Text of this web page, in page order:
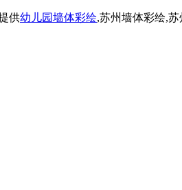
供幼儿园墙体彩绘,苏州墙体彩绘,